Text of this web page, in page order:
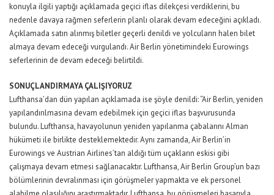
konuyla ilgili yaptığı açıklamada geçici iflas dilekçesi verdiklerini, bu
nedenle davaya rağmen seferlerin planlı olarak devam edeceğini açıkladı.
Açıklamada satın alınmış biletler geçerli denildi ve yolcuların halen bilet
almaya devam edeceği vurgulandı. Air Berlin yönetimindeki Eurowings
seferlerinin de devam edeceği belirtildi.
SONUÇLANDIRMAYA ÇALIŞIYORUZ
Lufthansa’dan dün yapılan açıklamada ise şöyle denildi: “Air Berlin, yeniden
yapılandırılmasına devam edebilmek için geçici iflas başvurusunda
bulundu. Lufthansa, havayolunun yeniden yapılanma çabalarını Alman
hükümeti ile birlikte desteklemektedir. Aynı zamanda, Air Berlin’in
Eurowings ve Austrian Airlines’tan aldığı tüm uçakların eskisi gibi
çalışmaya devam etmesi sağlanacaktır. Lufthansa, Air Berlin Group’un bazı
bölümlerinin devralınması için görüşmeler yapmakta ve ek personel